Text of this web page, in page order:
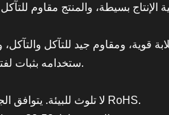
الإنتاج بسيطة، والمنتج مقاوم
ستخدامه بثبات لفترة طويلة.
★ لا تلوث للبيئة. يتوافق الجزء مع RoHS.